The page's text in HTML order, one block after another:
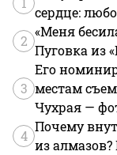
сердце:
2
«Меня
Пуговка из
3
Его
местам
Чухрая —
4
Почему
из